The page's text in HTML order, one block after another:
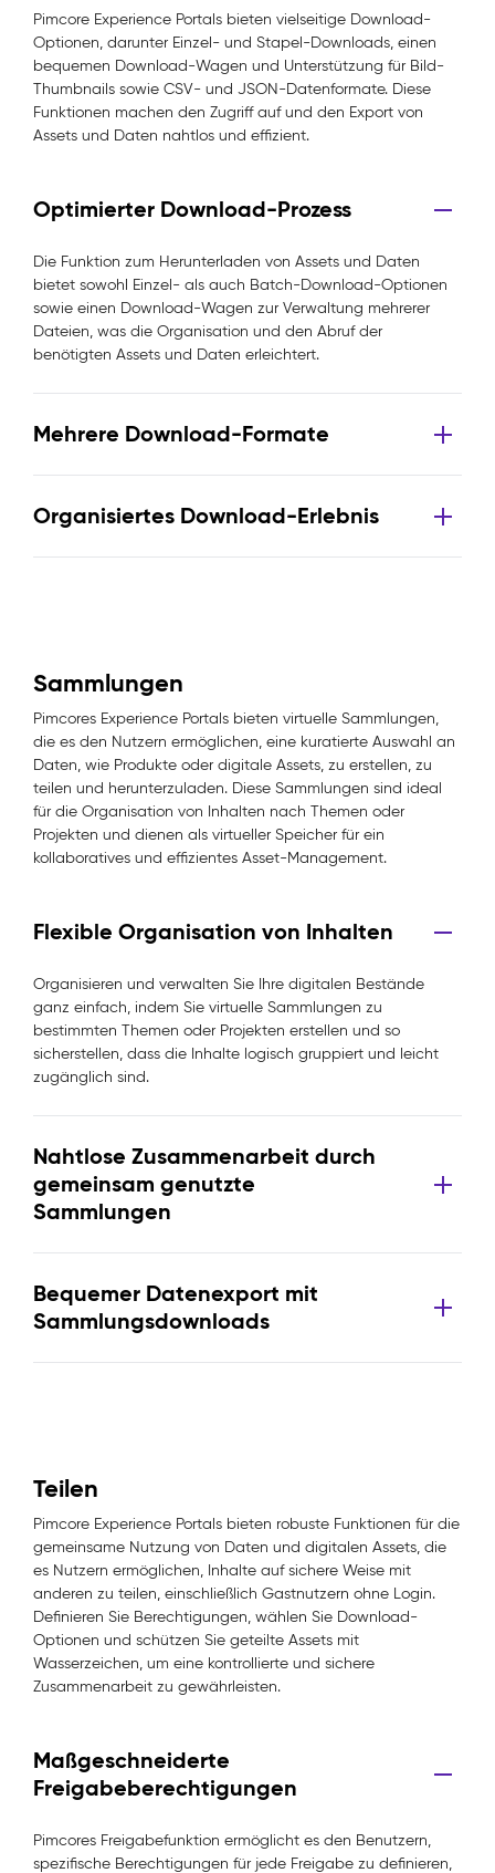
Pimcore Experience Portals bieten vielseitige Download-
Optionen, darunter Einzel- und Stapel-Downloads, einen
bequemen Download-Wagen und Unterstützung für Bild-
Thumbnails sowie CSV- und JSON-Datenformate. Diese
Funktionen machen den Zugriff auf und den Export von
Assets und Daten nahtlos und effizient.
Optimierter Download-Prozess
Die Funktion zum Herunterladen von Assets und Daten
bietet sowohl Einzel- als auch Batch-Download-Optionen
sowie einen Download-Wagen zur Verwaltung mehrerer
Dateien, was die Organisation und den Abruf der
benötigten Assets und Daten erleichtert.
Mehrere Download-Formate
Organisiertes Download-Erlebnis
Sammlungen
Pimcores Experience Portals bieten virtuelle Sammlungen,
die es den Nutzern ermöglichen, eine kuratierte Auswahl an
Daten, wie Produkte oder digitale Assets, zu erstellen, zu
teilen und herunterzuladen. Diese Sammlungen sind ideal
für die Organisation von Inhalten nach Themen oder
Projekten und dienen als virtueller Speicher für ein
kollaboratives und effizientes Asset-Management.
Flexible Organisation von Inhalten
Organisieren und verwalten Sie Ihre digitalen Bestände
ganz einfach, indem Sie virtuelle Sammlungen zu
bestimmten Themen oder Projekten erstellen und so
sicherstellen, dass die Inhalte logisch gruppiert und leicht
zugänglich sind.
Nahtlose Zusammenarbeit durch
gemeinsam genutzte
Sammlungen
Bequemer Datenexport mit
Sammlungsdownloads
Teilen
Pimcore Experience Portals bieten robuste Funktionen für die
gemeinsame Nutzung von Daten und digitalen Assets, die
es Nutzern ermöglichen, Inhalte auf sichere Weise mit
anderen zu teilen, einschließlich Gastnutzern ohne Login.
Definieren Sie Berechtigungen, wählen Sie Download-
Optionen und schützen Sie geteilte Assets mit
Wasserzeichen, um eine kontrollierte und sichere
Zusammenarbeit zu gewährleisten.
Maßgeschneiderte
Freigabeberechtigungen
Pimcores Freigabefunktion ermöglicht es den Benutzern,
spezifische Berechtigungen für jede Freigabe zu definieren,